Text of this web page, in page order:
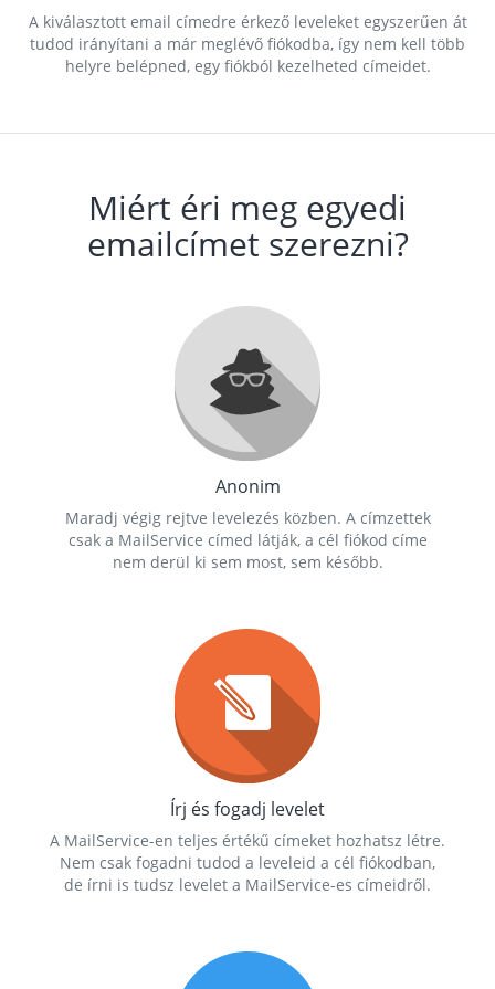
A kiválasztott email címedre érkező leveleket egyszerűen át
tudod irányítani a már meglévő fiókodba, így nem kell több
helyre belépned, egy fiókból kezelheted címeidet.
Miért éri meg egyedi
emailcímet szerezni?
Anonim
Maradj végig rejtve levelezés közben. A címzettek
csak a MailService címed látják, a cél fiókod címe
nem derül ki sem most, sem később.
Írj és fogadj levelet
A MailService-en teljes értékű címeket hozhatsz létre.
Nem csak fogadni tudod a leveleid a cél fiókodban,
de írni is tudsz levelet a MailService-es címeidről.